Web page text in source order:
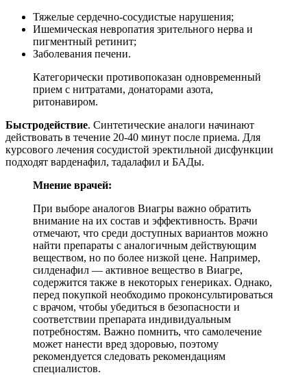
Тяжелые сердечно-сосудистые нарушения;
Ишемическая невропатия зрительного нерва и
пигментный ретинит;
Заболевания печени.
Категорически противопоказан одновременный
прием с нитратами, донаторами азота,
ритонавиром.
Быстродействие. Синтетические аналоги начинают
действовать в течение 20-40 минут после приема. Для
курсового лечения сосудистой эректильной дисфункции
подходят варденафил, тадалафил и БАДы.
Мнение врачей:
При выборе аналогов Виагры важно обратить
внимание на их состав и эффективность. Врачи
отмечают, что среди доступных вариантов можно
найти препараты с аналогичным действующим
веществом, но по более низкой цене. Например,
силденафил — активное вещество в Виагре,
содержится также в некоторых генериках. Однако,
перед покупкой необходимо проконсультироваться
с врачом, чтобы убедиться в безопасности и
соответствии препарата индивидуальным
потребностям. Важно помнить, что самолечение
может нанести вред здоровью, поэтому
рекомендуется следовать рекомендациям
специалистов.